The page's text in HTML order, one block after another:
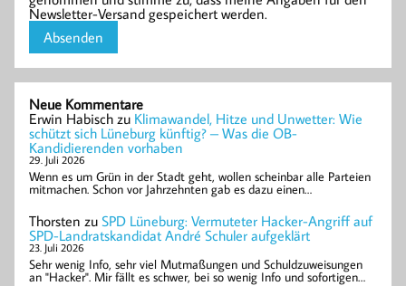
Newsletter-Versand gespeichert werden.
Neue Kommentare
Erwin Habisch zu Klimawandel, Hitze und Unwetter: Wie
schützt sich Lüneburg künftig? – Was die OB-
Kandidierenden vorhaben
29. Juli 2026
Wenn es um Grün in der Stadt geht, wollen scheinbar alle Parteien
mitmachen. Schon vor Jahrzehnten gab es dazu einen…
Thorsten zu SPD Lüneburg: Vermuteter Hacker-Angriff auf
SPD-Landratskandidat André Schuler aufgeklärt
23. Juli 2026
Sehr wenig Info, sehr viel Mutmaßungen und Schuldzuweisungen
an "Hacker". Mir fällt es schwer, bei so wenig Info und sofortigen…